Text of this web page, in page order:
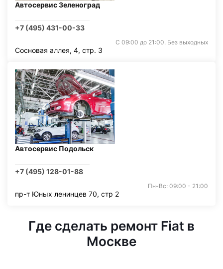
Автосервис Зеленоград
+7 (495) 431-00-33
С 09:00 до 21:00. Без выходных
Сосновая аллея, 4, стр. 3
Автосервис Подольск
+7 (495) 128-01-88
Пн-Вс: 09:00 - 21:00
пр-т Юных ленинцев 70, стр 2
Где сделать ремонт Fiat в
Москве